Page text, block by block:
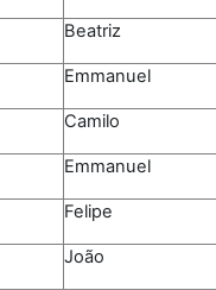
Beatriz
Emmanuel
Camilo
Emmanuel
Felipe
João